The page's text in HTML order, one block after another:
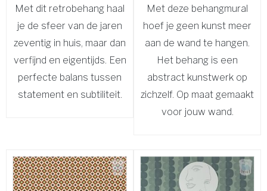
Met dit retrobehang haal
je de sfeer van de jaren
zeventig in huis, maar dan
verfijnd en eigentijds. Een
perfecte balans tussen
statement en subtiliteit.
Met deze behangmural
hoef je geen kunst meer
aan de wand te hangen.
Het behang is een
abstract kunstwerk op
zichzelf. Op maat gemaakt
voor jouw wand.